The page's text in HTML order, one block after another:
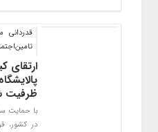
ارتقای
ظرفیت
با حمایت
در کشور،